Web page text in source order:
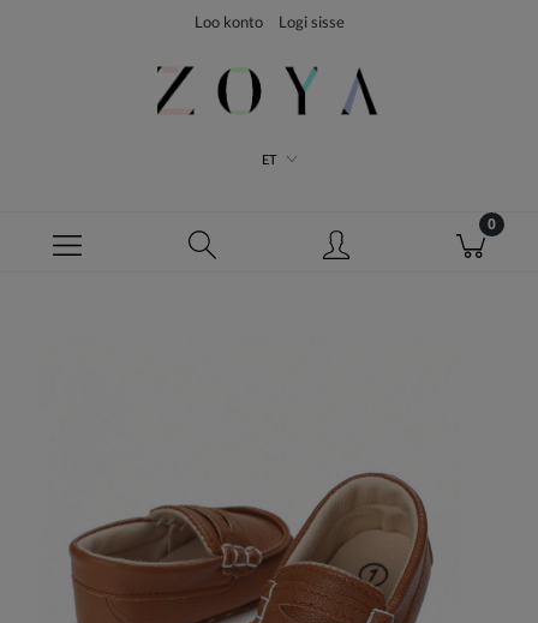
Loo konto Logi sisse
ET